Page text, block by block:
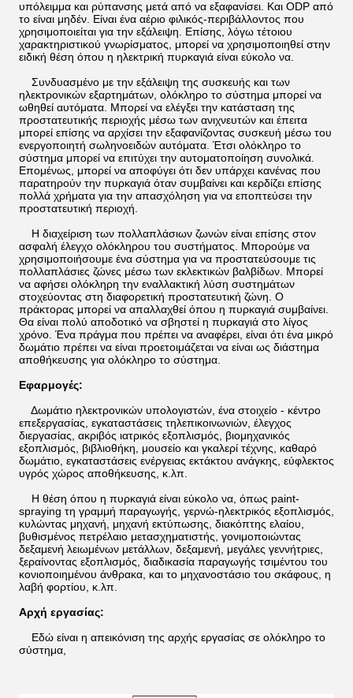
υπόλειμμα και ρύπανσης μετά από να εξαφανίσει. Και ODP από
το είναι μηδέν. Είναι ένα αέριο φιλικός-περιβάλλοντος που
χρησιμοποιείται για την εξάλειψη. Επίσης, λόγω τέτοιου
χαρακτηριστικού γνωρίσματος, μπορεί να χρησιμοποιηθεί στην
ειδική θέση όπου η ηλεκτρική πυρκαγιά είναι εύκολο να.
Συνδυασμένο με την εξάλειψη της συσκευής και των
ηλεκτρονικών εξαρτημάτων, ολόκληρο το σύστημα μπορεί να
ωθηθεί αυτόματα. Μπορεί να ελέγξει την κατάσταση της
προστατευτικής περιοχής μέσω των ανιχνευτών και έπειτα
μπορεί επίσης να αρχίσει την εξαφανίζοντας συσκευή μέσω του
ενεργοποιητή σωληνοειδών αυτόματα. Έτσι ολόκληρο το
σύστημα μπορεί να επιτύχει την αυτοματοποίηση συνολικά.
Επομένως, μπορεί να αποφύγει ότι δεν υπάρχει κανένας που
παρατηρούν την πυρκαγιά όταν συμβαίνει και κερδίζει επίσης
πολλά χρήματα για την απασχόληση για να εποπτεύσει την
προστατευτική περιοχή.
Η διαχείριση των πολλαπλάσιων ζωνών είναι επίσης στον
ασφαλή έλεγχο ολόκληρου του συστήματος. Μπορούμε να
χρησιμοποιήσουμε ένα σύστημα για να προστατεύσουμε τις
πολλαπλάσιες ζώνες μέσω των εκλεκτικών βαλβίδων. Μπορεί
να αφήσει ολόκληρη την εναλλακτική λύση συστημάτων
στοχεύοντας στη διαφορετική προστατευτική ζώνη. Ο
πράκτορας μπορεί να απαλλαχθεί όπου η πυρκαγιά συμβαίνει.
Θα είναι πολύ αποδοτικό να σβηστεί η πυρκαγιά στο λίγος
χρόνο. Ένα πράγμα που πρέπει να αναφέρει, είναι ότι ένα μικρό
δωμάτιο πρέπει να είναι προετοιμάζεται να είναι ως διάστημα
αποθήκευσης για ολόκληρο το σύστημα.
Εφαρμογές:
Δωμάτιο ηλεκτρονικών υπολογιστών, ένα στοιχείο - κέντρο
επεξεργασίας, εγκαταστάσεις τηλεπικοινωνιών, έλεγχος
διεργασίας, ακριβός ιατρικός εξοπλισμός, βιομηχανικός
εξοπλισμός, βιβλιοθήκη, μουσείο και γκαλερί τέχνης, καθαρό
δωμάτιο, εγκαταστάσεις ενέργειας εκτάκτου ανάγκης, εύφλεκτος
υγρός χώρος αποθήκευσης, κ.λπ.
Η θέση όπου η πυρκαγιά είναι εύκολο να, όπως paint-
spraying τη γραμμή παραγωγής, γερνώ-ηλεκτρικός εξοπλισμός,
κυλώντας μηχανή, μηχανή εκτύπωσης, διακόπτης ελαίου,
βυθισμένος πετρέλαιο μετασχηματιστής, γονιμοποιώντας
δεξαμενή λειωμένων μετάλλων, δεξαμενή, μεγάλες γεννήτριες,
ξεραίνοντας εξοπλισμός, διαδικασία παραγωγής τσιμέντου του
κονιοποιημένου άνθρακα, και το μηχανοστάσιο του σκάφους, η
λαβή φορτίου, κ.λπ.
Αρχή εργασίας:
Εδώ είναι η απεικόνιση της αρχής εργασίας σε ολόκληρο το
σύστημα,